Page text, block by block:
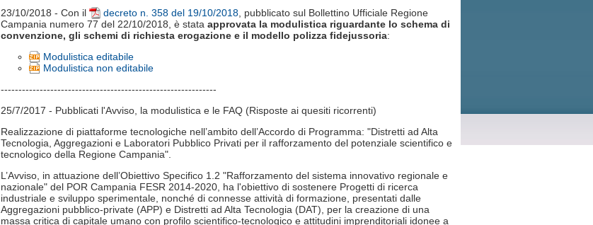
23/10/2018 - Con il decreto n. 358 del 19/10/2018 , pubblicato sul Bollettino Ufficiale Regione
Campania numero 77 del 22/10/2018, è stata approvata la modulistica riguardante lo schema di
convenzione, gli schemi di richiesta erogazione e il modello polizza fidejussoria:
Modulistica editabile
Modulistica non editabile
-------------------------------------------------------------
25/7/2017 - Pubblicati l'Avviso, la modulistica e le FAQ (Risposte ai quesiti ricorrenti)
Realizzazione di piattaforme tecnologiche nell’ambito dell’Accordo di Programma: "Distretti ad Alta
Tecnologia, Aggregazioni e Laboratori Pubblico Privati per il rafforzamento del potenziale scientifico e
tecnologico della Regione Campania".
L’Avviso, in attuazione dell’Obiettivo Specifico 1.2 "Rafforzamento del sistema innovativo regionale e
nazionale" del POR Campania FESR 2014-2020, ha l'obiettivo di sostenere Progetti di ricerca
industriale e sviluppo sperimentale, nonché di connesse attività di formazione, presentati dalle
Aggregazioni pubblico-private (APP) e Distretti ad Alta Tecnologia (DAT), per la creazione di una
massa critica di capitale umano con profilo scientifico-tecnologico e attitudini imprenditoriali idonee a